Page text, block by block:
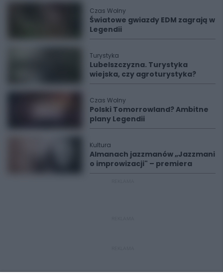
Czas Wolny
Światowe gwiazdy EDM zagrają w
Legendii
Turystyka
Lubelszczyzna. Turystyka
wiejska, czy agroturystyka?
Czas Wolny
Polski Tomorrowland? Ambitne
plany Legendii
Kultura
Almanach jazzmanów „Jazzmani
o improwizacji" – premiera